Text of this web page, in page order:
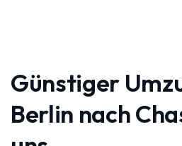
Günstiger
Berlin nach